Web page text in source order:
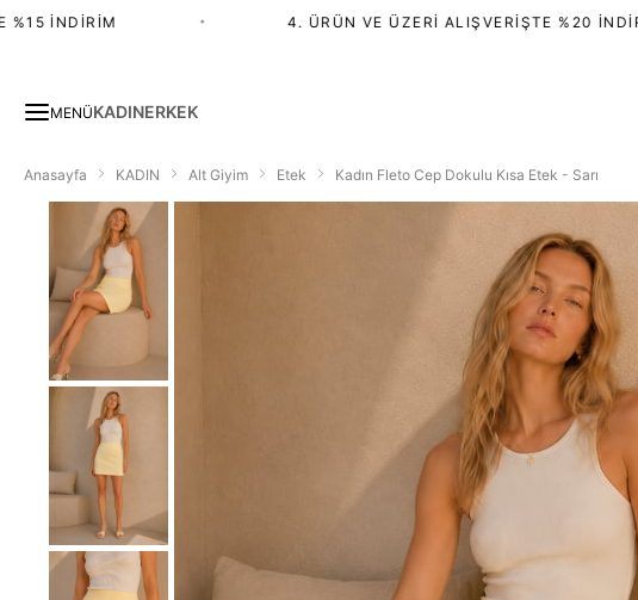
İNDIRIM 4. ÜRÜN VE ÜZERI ALIŞVERIŞTE %20 İNDIRIM
MENÜKADINERKEK
Anasayfa KADIN Alt Giyim Etek Kadın Fleto Cep Dokulu Kısa Etek - Sarı